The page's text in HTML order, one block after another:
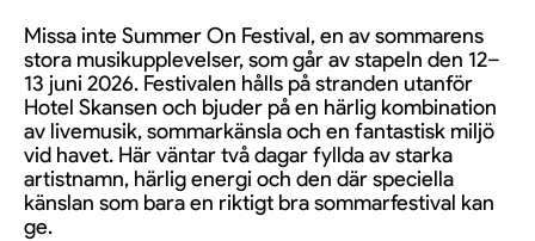
Missa inte Summer On Festival, en av sommarens
stora musikupplevelser, som går av stapeln den 12–
13 juni 2026. Festivalen hålls på stranden utanför
Hotel Skansen och bjuder på en härlig kombination
av livemusik, sommarkänsla och en fantastisk miljö
vid havet. Här väntar två dagar fyllda av starka
artistnamn, härlig energi och den där speciella
känslan som bara en riktigt bra sommarfestival kan
ge.